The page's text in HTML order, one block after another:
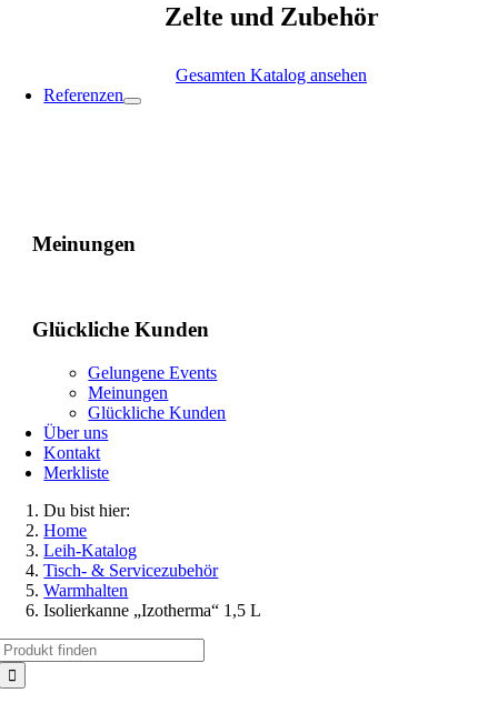
Zelte und Zubehör
Gesamten Katalog ansehen
Referenzen
Meinungen
Glückliche Kunden
Gelungene Events
Meinungen
Glückliche Kunden
Über uns
Kontakt
Merkliste
Du bist hier:
Home
Leih-Katalog
Tisch- & Servicezubehör
Warmhalten
Isolierkanne „Izotherma“ 1,5 L